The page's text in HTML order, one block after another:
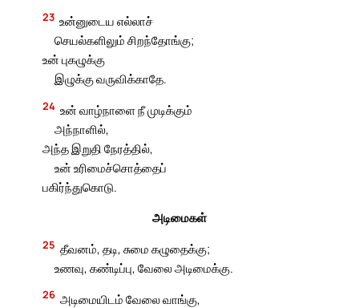
23 உன்னுடைய எல்லாச்
செயல்களிலும் சிறந்தோங்கு;
உன் புகழுக்கு
இழுக்கு வருவிக்காதே.
24 உன் வாழ்நாளை நீ முடிக்கும்
அந்நாளில்,
அந்த இறுதி நேரத்தில்,
உன் உரிமைச்சொத்தைப்
பகிர்ந்துகொடு.
அடிமைகள்
25 தீவனம், தடி, சுமை கழுதைக்கு;
உணவு, கண்டிப்பு, வேலை அடிமைக்கு.
26 அடிமையிடம் வேலை வாங்கு,